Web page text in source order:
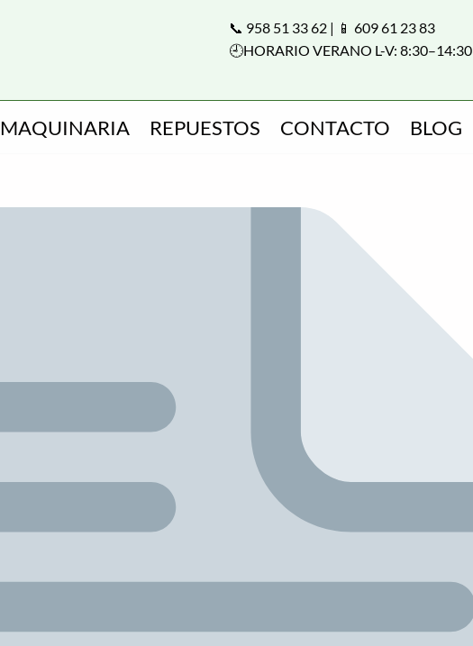
📞 958 51 33 62 | 📱 609 61 23 83
🕘HORARIO VERANO L-V: 8:30–14:30
MAQUINARIA REPUESTOS CONTACTO BLOG